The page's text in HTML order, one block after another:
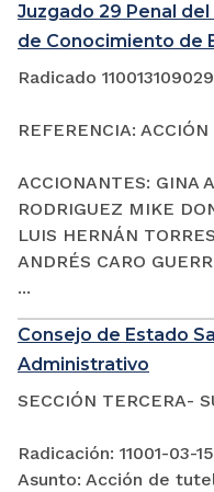
Juzgado 29 Penal
de Conocimiento de
Radicado
REFERENCIA:
ACCIONANTES: GINA
RODRIGUEZ MIKE
LUIS HERNÁN
ANDRÉS CARO
...
Consejo de Estado
Administrativo
SECCIÓN TERCERA-
Radicación: 11001-03-
Asunto: Acción de